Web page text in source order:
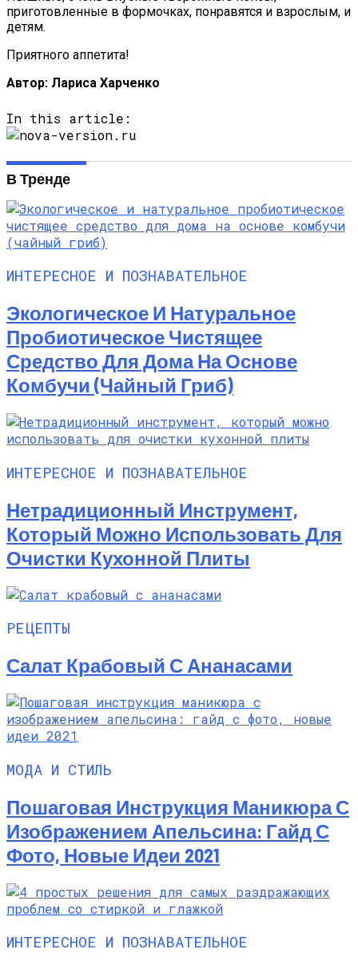
приготовленные в формочках, понравятся и взрослым, и
детям.
Приятного аппетита!
Автор: Лариса Харченко
In this article:
В Тренде
ИНТЕРЕСНОЕ И ПОЗНАВАТЕЛЬНОЕ
Экологическое И Натуральное
Пробиотическое Чистящее
Средство Для Дома На Основе
Комбучи (чайный Гриб)
ИНТЕРЕСНОЕ И ПОЗНАВАТЕЛЬНОЕ
Нетрадиционный Инструмент,
Который Можно Использовать Для
Очистки Кухонной Плиты
РЕЦЕПТЫ
Салат Крабовый С Ананасами
МОДА И СТИЛЬ
Пошаговая Инструкция Маникюра С
Изображением Апельсина: Гайд С
Фото, Новые Идеи 2021
ИНТЕРЕСНОЕ И ПОЗНАВАТЕЛЬНОЕ